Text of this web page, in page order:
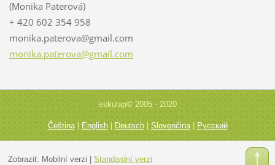
(Monika Paterová)
+ 420 602 354 958
monika.paterova@gmail.com
monika.paterova@gmail.com
eskulap© 2005 - 2020
Čeština|English|Deutsch|Slovenčina|Русский
Zobrazit: Mobilní verzi Standardní verzi